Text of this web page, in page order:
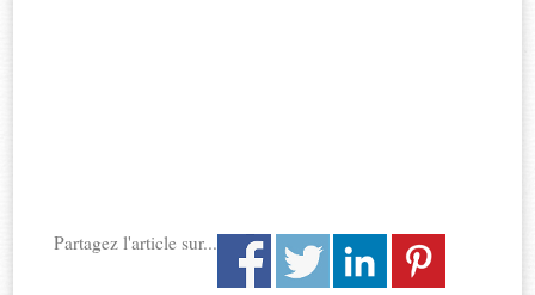
Partagez l'article sur...